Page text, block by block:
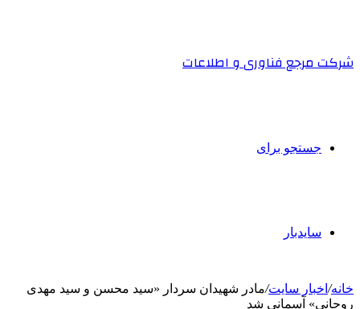
شرکت مرجع فناوری و اطلاعات
جستجو برای
سایدبار
خانه/ اخبار سایت/مادر شهیدان سردار «سید محسن و سید مهدی
روحانی» آسمانی شد